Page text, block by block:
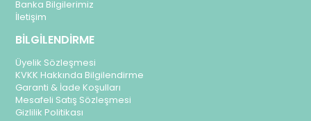
Banka Bilgilerimiz
İletişim
BİLGİLENDİRME
Üyelik Sözleşmesi
KVKK Hakkında Bilgilendirme
Garanti & İade Koşulları
Mesafeli Satış Sözleşmesi
Gizlilik Politikası